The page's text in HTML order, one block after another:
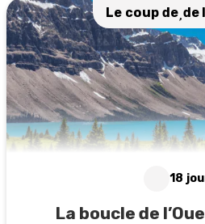
Le coup de de
18
La boucle de